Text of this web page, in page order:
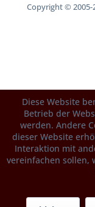
Copyright © 2005-
Diese Website
Betrieb der
werden. Andere
dieser Website
Interaktion mit
vereinfachen sollen,